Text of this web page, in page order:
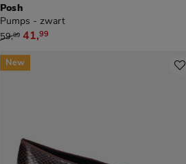
Posh
Pumps - zwart
van € 59,99 voor € 41,99
59,99 41,99
New